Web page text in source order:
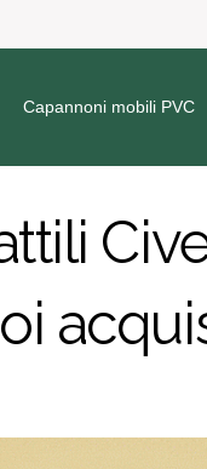
Capannoni mobili PVC